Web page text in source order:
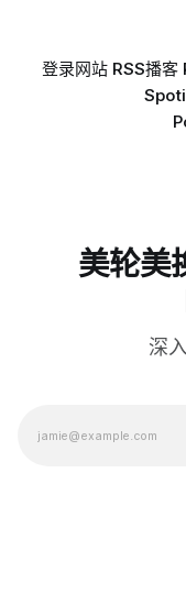
登录网站 RSS播客
美轮美
深